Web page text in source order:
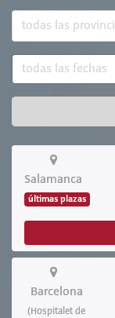
Salamanca
últimas plazas
Barcelona
(Hospitalet de